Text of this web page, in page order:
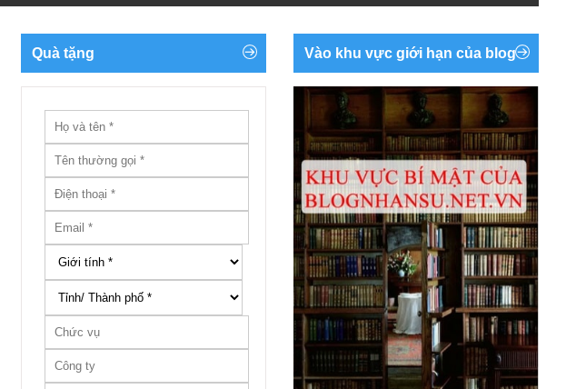
Quà tặng Vào khu vực giới hạn của blog